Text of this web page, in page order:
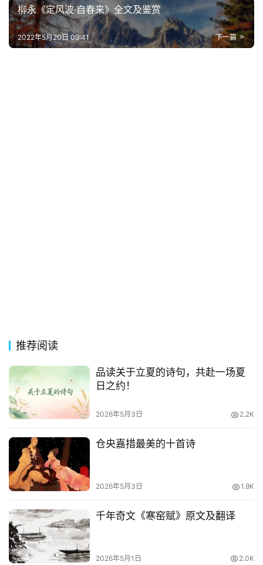
贺
词
柳永《定风波·自春来》全文及鉴赏
下一篇
2022年5月20日 09:41
推荐阅读
品读关于立夏的诗句，共赴一场夏
日之约！
2026年5月3日 2.2K
仓央嘉措最美的十首诗
2026年5月3日 1.9K
千年奇文《寒窑赋》原文及翻译
2026年5月1日 2.0K